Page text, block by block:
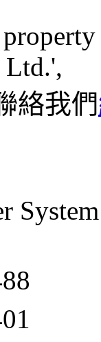
Ltd.',
絡我們